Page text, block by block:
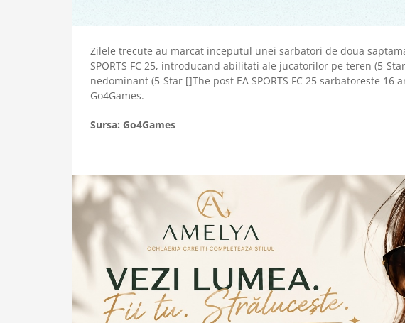
Zilele trecute au marcat inceputul unei sarbatori de doua
SPORTS FC 25, introducand abilitati ale jucatorilor pe teren (5-
nedominant (5-Star []The post EA SPORTS FC 25 sarbatoreste
Go4Games.
Sursa: Go4Games